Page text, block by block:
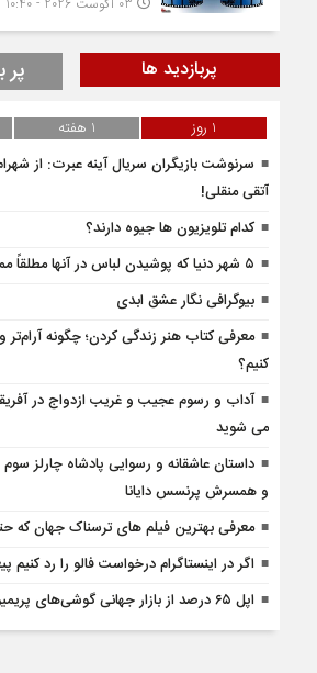
پربازدید ها
1 روز 1 هفته
سرنوشت بازیگران سریال آینه عبرت: از
آتقی منقلی!
کدام تلویزیون ها جیوه دارند؟
۵ شهر دنیا که پوشیدن لباس در آنها مطلقاً ممنوع است + عکس
بیوگرافی نگار عشق ابدی
معرفی کتاب هنر زندگی کردن؛ چگونه آرام‌تر
کنیم؟
آداب و رسوم عجیب و غریب ازدواج در
می شوید
داستان عاشقانه و رسوایی پادشاه چارلز
و همسرش پرنسس دایانا
معرفی بهترین فیلم های ترسناک جهان که
اگر در اینستاگرام درخواست فالو را رد کنیم
اپل ۶۵ درصد از بازار جهانی گوشی‌های پریمیوم را در اختیار دارد